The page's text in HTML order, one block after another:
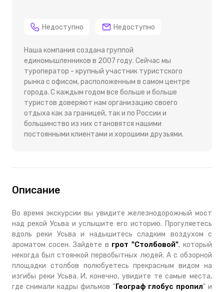
Недоступно Недоступно
Наша компания создана группой
единомышленников в 2007 году. Сейчас мы
туроператор - крупный участник туристского
рынка с офисом, расположенным в самом центре
города. С каждым годом все больше и больше
туристов доверяют нам организацию своего
отдыха как за границей, так и по России и
большинство из них становятся нашими
постоянными клиентами и хорошими друзьями.
Описание
Во время экскурсии вы увидите железнодорожный мост
над рекой Усьва и услышите его историю. Прогуляетесь
вдоль реки Усьва и надышитесь сладким воздухом с
ароматом сосен. Зайдете в грот "Столбовой", который
некогда был стоянкой первобытных людей. А с обзорной
площадки столбов полюбуетесь прекрасным видом на
изгибы реки Усьва. И, конечно, увидите те самые места,
где снимали кадры фильмов "Географ глобус пропил" и